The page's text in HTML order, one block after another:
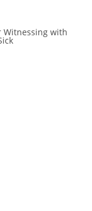
Witnessing with